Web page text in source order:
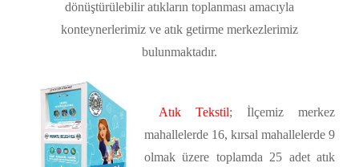
dönüştürülebilir atıkların toplanması amacıyla
konteynerlerimiz ve atık getirme merkezlerimiz
bulunmaktadır.
Atık Tekstil; İlçemiz merkez
mahallelerde 16, kırsal mahallelerde 9
olmak üzere toplamda 25 adet atık